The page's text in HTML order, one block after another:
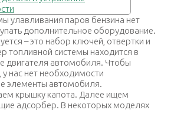
улавливания паров бензина нет
дополнительное оборудование.
– это набор ключей, отвертки и
топливной системы находится в
двигателя автомобиля. Чтобы
у нас нет необходимости
элементы автомобиля.
крышку капота. Далее ищем
адсорбер. В некоторых моделях